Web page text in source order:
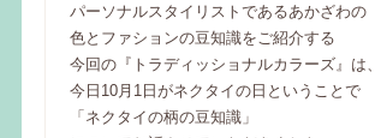
パーソナルスタイリストであるあかざわの
色とファションの豆知識をご紹介する
今回の『トラディッショナルカラーズ』は、
今日10月1日がネクタイの日ということで
「ネクタイの柄の豆知識」